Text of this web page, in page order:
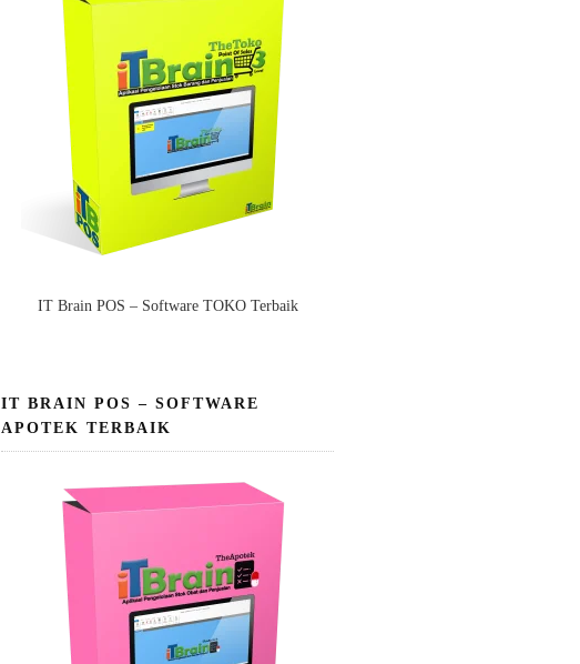
IT Brain POS – Software TOKO Terbaik
IT BRAIN POS – SOFTWARE
APOTEK TERBAIK